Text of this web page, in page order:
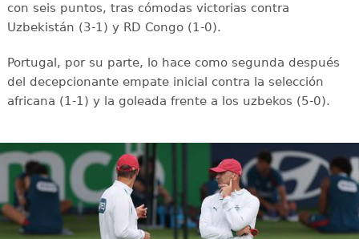
con seis puntos, tras cómodas victorias contra
Uzbekistán (3-1) y RD Congo (1-0).
Portugal, por su parte, lo hace como segunda después
del decepcionante empate inicial contra la selección
africana (1-1) y la goleada frente a los uzbekos (5-0).